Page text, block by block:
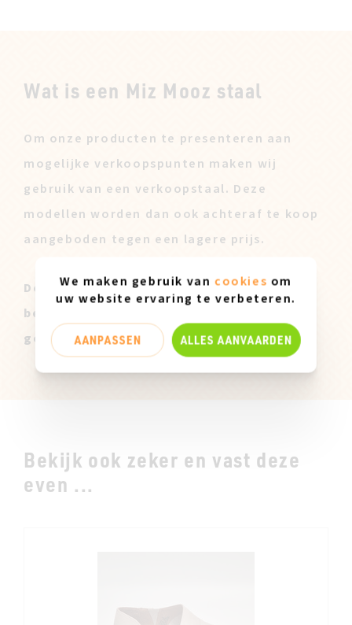
Wat is een Miz Mooz staal
Om onze producten te presenteren aan
mogelijke verkoopspunten maken wij
gebruik van een verkoopstaal. Deze
modellen worden dan ook achteraf te koop
aangeboden tegen een lagere prijs.
Deze Miz Mooz Stalen zijn enkel
beschikbaar in maatje 37 en kunnen lichte
gebruikssporen vertonen.
Bekijk ook zeker en vast deze
even ...
We maken gebruik van cookies om
uw website ervaring te verbeteren.
AANPASSEN ALLES AANVAARDEN